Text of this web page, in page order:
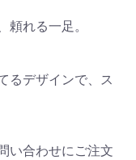
れる一足。
るデザインで、ス
い合わせにご注文